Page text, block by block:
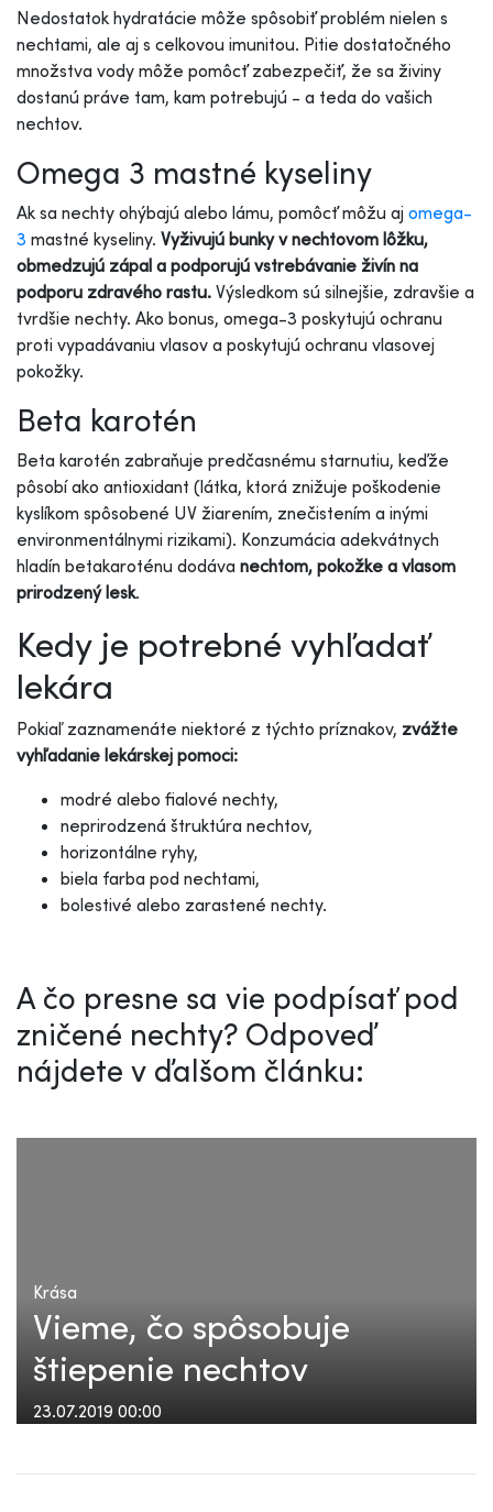
Nedostatok hydratácie môže spôsobiť problém nielen s
nechtami, ale aj s celkovou imunitou. Pitie dostatočného
množstva vody môže pomôcť zabezpečiť, že sa živiny
dostanú práve tam, kam potrebujú - a teda do vašich
nechtov.
Omega 3 mastné kyseliny
Ak sa nechty ohýbajú alebo lámu, pomôcť môžu aj omega-
3 mastné kyseliny. Vyživujú bunky v nechtovom lôžku,
obmedzujú zápal a podporujú vstrebávanie živín na
podporu zdravého rastu. Výsledkom sú silnejšie, zdravšie a
tvrdšie nechty. Ako bonus, omega-3 poskytujú ochranu
proti vypadávaniu vlasov a poskytujú ochranu vlasovej
pokožky.
Beta karotén
Beta karotén zabraňuje predčasnému starnutiu, keďže
pôsobí ako antioxidant (látka, ktorá znižuje poškodenie
kyslíkom spôsobené UV žiarením, znečistením a inými
environmentálnymi rizikami). Konzumácia adekvátnych
hladín betakaroténu dodáva nechtom, pokožke a vlasom
prirodzený lesk.
Kedy je potrebné vyhľadať
lekára
Pokiaľ zaznamenáte niektoré z týchto príznakov, zvážte
vyhľadanie lekárskej pomoci:
modré alebo fialové nechty,
neprirodzená štruktúra nechtov,
horizontálne ryhy,
biela farba pod nechtami,
bolestivé alebo zarastené nechty.
A čo presne sa vie podpísať pod
zničené nechty? Odpoveď
nájdete v ďalšom článku:
Krása
Vieme, čo spôsobuje
štiepenie nechtov
23.07.2019 00:00